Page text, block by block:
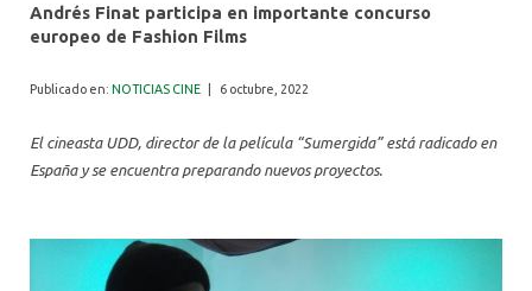
ALUMNI
Andrés Finat participa en importante concurso
europeo de Fashion Films
Publicado en: NOTICIAS CINE 6 octubre, 2022
El cineasta UDD, director de la película “Sumergida” está radicado en
España y se encuentra preparando nuevos proyectos.